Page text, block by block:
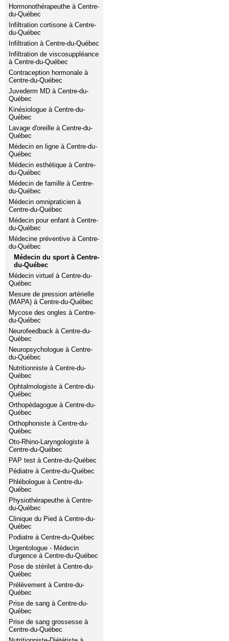
Hormonothérapeuthe à Centre-
du-Québec
Infiltration cortisone à Centre-
du-Québec
Infiltration à Centre-du-Québec
Infiltration de viscosuppléance
à Centre-du-Québec
Contraception hormonale à
Centre-du-Québec
Juvederm MD à Centre-du-
Québec
Kinésiologue à Centre-du-
Québec
Lavage d'oreille à Centre-du-
Québec
Médecin en ligne à Centre-du-
Québec
Médecin esthétique à Centre-
du-Québec
Médecin de famille à Centre-
du-Québec
Médecin omnipraticien à
Centre-du-Québec
Médecin pour enfant à Centre-
du-Québec
Médecine préventive à Centre-
du-Québec
Médecin du sport à Centre-
du-Québec
Médecin virtuel à Centre-du-
Québec
Mesure de pression artérielle
(MAPA) à Centre-du-Québec
Mycose des ongles à Centre-
du-Québec
Neurofeedback à Centre-du-
Québec
Neuropsychologue à Centre-
du-Québec
Nutritionniste à Centre-du-
Québec
Ophtalmologiste à Centre-du-
Québec
Orthopédagogue à Centre-du-
Québec
Orthophoniste à Centre-du-
Québec
Oto-Rhino-Laryngologiste à
Centre-du-Québec
PAP test à Centre-du-Québec
Pédiatre à Centre-du-Québec
Phlébologue à Centre-du-
Québec
Physiothérapeuthe à Centre-
du-Québec
Clinique du Pied à Centre-du-
Québec
Podiatre à Centre-du-Québec
Urgentologue - Médecin
d'urgence à Centre-du-Québec
Pose de stérilet à Centre-du-
Québec
Prélèvement à Centre-du-
Québec
Prise de sang à Centre-du-
Québec
Prise de sang grossesse à
Centre-du-Québec